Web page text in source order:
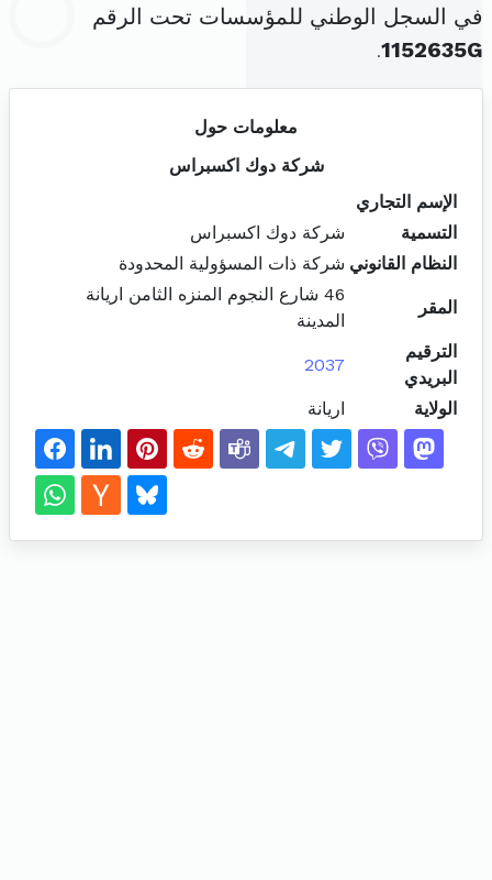
في السجل الوطني للمؤسسات تحت الرقم
1152635G
.
معلومات حول
شركة دوك اكسبراس
الإسم التجاري
التسمية
شركة دوك اكسبراس
النظام القانوني شركة ذات المسؤولية المحدودة
المقر
46 شارع النجوم المنزه الثامن اريانة
المدينة
الترقيم
البريدي
2037
الولاية اريانة